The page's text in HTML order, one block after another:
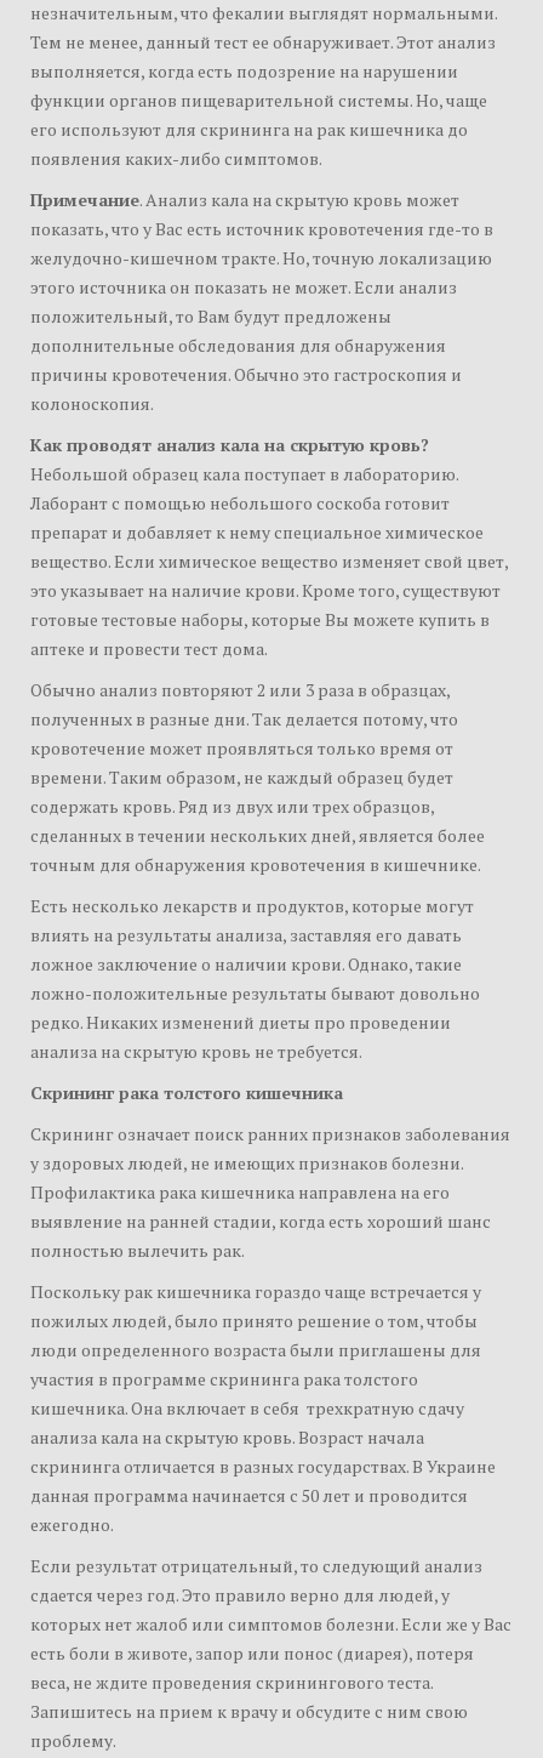
незначительным, что фекалии выглядят нормальными.
Тем не менее, данный тест ее обнаруживает. Этот анализ
выполняется, когда есть подозрение на нарушении
функции органов пищеварительной системы. Но, чаще
его используют для скрининга на рак кишечника до
появления каких-либо симптомов.
Примечание. Анализ кала на скрытую кровь может
показать, что у Вас есть источник кровотечения где-то в
желудочно-кишечном тракте. Но, точную локализацию
этого источника он показать не может. Если анализ
положительный, то Вам будут предложены
дополнительные обследования для обнаружения
причины кровотечения. Обычно это гастроскопия и
колоноскопия.
Как проводят анализ кала на скрытую кровь?
Небольшой образец кала поступает в лабораторию.
Лаборант с помощью небольшого соскоба готовит
препарат и добавляет к нему специальное химическое
вещество. Если химическое вещество изменяет свой цвет,
это указывает на наличие крови. Кроме того, существуют
готовые тестовые наборы, которые Вы можете купить в
аптеке и провести тест дома.
Обычно анализ повторяют 2 или 3 раза в образцах,
полученных в разные дни. Так делается потому, что
кровотечение может проявляться только время от
времени. Таким образом, не каждый образец будет
содержать кровь. Ряд из двух или трех образцов,
сделанных в течении нескольких дней, является более
точным для обнаружения кровотечения в кишечнике.
Есть несколько лекарств и продуктов, которые могут
влиять на результаты анализа, заставляя его давать
ложное заключение о наличии крови. Однако, такие
ложно-положительные результаты бывают довольно
редко. Никаких изменений диеты про проведении
анализа на скрытую кровь не требуется.
Скрининг рака толстого кишечника
Скрининг означает поиск ранних признаков заболевания
у здоровых людей, не имеющих признаков болезни.
Профилактика рака кишечника направлена на его
выявление на ранней стадии, когда есть хороший шанс
полностью вылечить рак.
Поскольку рак кишечника гораздо чаще встречается у
пожилых людей, было принято решение о том, чтобы
люди определенного возраста были приглашены для
участия в программе скрининга рака толстого
кишечника. Она включает в себя трехкратную сдачу
анализа кала на скрытую кровь. Возраст начала
скрининга отличается в разных государствах. В Украине
данная программа начинается с 50 лет и проводится
ежегодно.
Если результат отрицательный, то следующий анализ
сдается через год. Это правило верно для людей, у
которых нет жалоб или симптомов болезни. Если же у Вас
есть боли в животе, запор или понос (диарея), потеря
веса, не ждите проведения скринингового теста.
Запишитесь на прием к врачу и обсудите с ним свою
проблему.